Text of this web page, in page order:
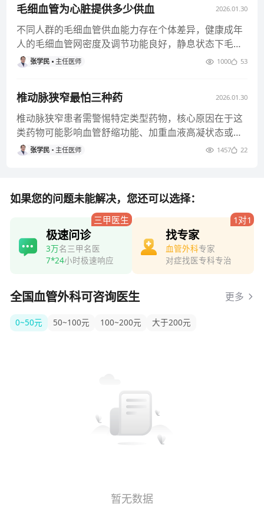
毛细血管为心脏提供多少供血 2026.01.30
不同人群的毛细血管供血能力存在个体差异，健康成年
人的毛细血管网密度及调节功能良好，静息状态下毛细
血管供血可稳定满足心肌需
张学民 主任医师 1000 53
椎动脉狭窄最怕三种药 2026.01.30
椎动脉狭窄患者需警惕特定类型药物，核心原因在于这
类药物可能影响血管舒缩功能、加重血液高凝状态或干
扰血压稳态，进而诱发脑供
张学民 主任医师 1457 22
如果您的问题未能解决，您还可以选择：
三甲医生
极速问诊
3万名三甲名医
7*24小时极速响应
1对1
找专家
血管外科专家
对症找医专科专治
全国血管外科可咨询医生 更多
0~50元 50~100元 100~200元 大于200元
暂无数据